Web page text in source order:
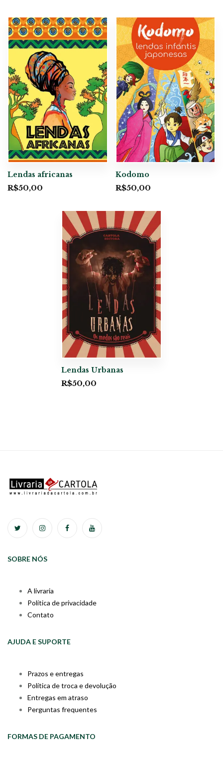
Lendas africanas
R$50,00
Kodomo
R$50,00
Lendas Urbanas
R$50,00
SOBRE NÓS
A livraria
Política de privacidade
Contato
AJUDA E SUPORTE
Prazos e entregas
Política de troca e devolução
Entregas em atraso
Perguntas frequentes
FORMAS DE PAGAMENTO